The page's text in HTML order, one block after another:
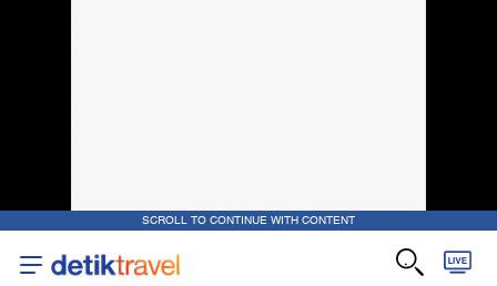
SCROLL TO CONTINUE WITH CONTENT